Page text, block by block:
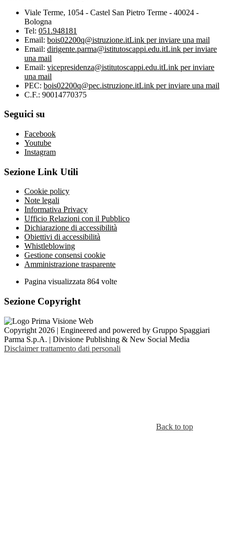
Viale Terme, 1054 - Castel San Pietro Terme - 40024 -
Bologna
Tel: 051.948181
Email: bois02200q@istruzione.itLink per inviare una mail
Email: dirigente.parma@istitutoscappi.edu.itLink per inviare
una mail
Email: vicepresidenza@istitutoscappi.edu.itLink per inviare
una mail
PEC: bois02200q@pec.istruzione.itLink per inviare una mail
C.F.: 90014770375
Seguici su
Facebook
Youtube
Instagram
Sezione Link Utili
Cookie policy
Note legali
Informativa Privacy
Ufficio Relazioni con il Pubblico
Dichiarazione di accessibilità
Obiettivi di accessibilità
Whistleblowing
Gestione consensi cookie
Amministrazione trasparente
Pagina visualizzata 864 volte
Sezione Copyright
Copyright 2026 | Engineered and powered by Gruppo Spaggiari
Parma S.p.A. | Divisione Publishing & New Social Media
Disclaimer trattamento dati personali
Back to top